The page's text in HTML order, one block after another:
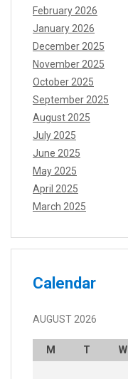
February 2026
January 2026
December 2025
November 2025
October 2025
September 2025
August 2025
July 2025
June 2025
May 2025
April 2025
March 2025
Calendar
AUGUST 2026
M T W